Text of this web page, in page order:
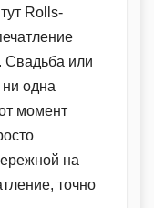
Rolls-
Свадьба или
одна
момент
на
точно